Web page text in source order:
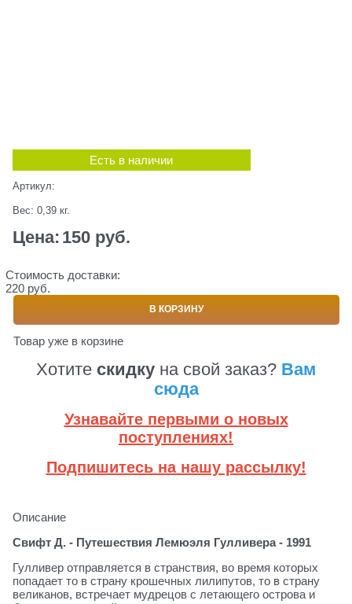
Есть в наличии
Артикул:
Вес: 0,39 кг.
Цена: 150 руб.
Стоимость доставки:
220 руб.
В КОРЗИНУ
Товар уже в корзине
Хотите скидку на свой заказ? Вам
сюда
Узнавайте первыми о новых
поступлениях!
Подпишитесь на нашу рассылку!
Описание
Свифт Д. - Путешествия Лемюэля Гулливера - 1991
Гулливер отправляется в странствия, во время которых
попадает то в страну крошечных лилипутов, то в страну
великанов, встречает мудрецов с летающего острова и